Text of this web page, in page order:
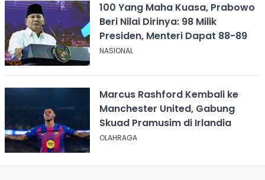
100 Yang Maha Kuasa, Prabowo
Beri Nilai Dirinya: 98 Milik
Presiden, Menteri Dapat 88-89
NASIONAL
Marcus Rashford Kembali ke
Manchester United, Gabung
Skuad Pramusim di Irlandia
OLAHRAGA